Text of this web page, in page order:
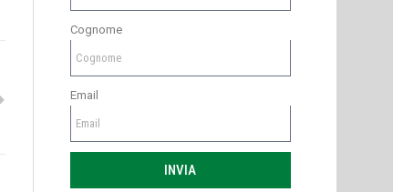
Cognome
Email
INVIA